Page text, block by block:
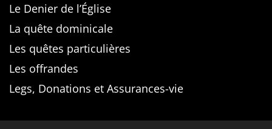
Le Denier de l’Église
La quête dominicale
Les quêtes particulières
Les offrandes
Legs, Donations et Assurances-vie